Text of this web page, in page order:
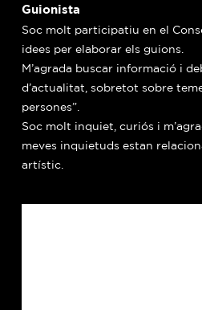
Guionista
Soc molt participatiu en el
idees per elaborar els guions.
M’agrada buscar informació i
d’actualitat, sobretot sobre
persones”.
Soc molt inquiet, curiós i
meves inquietuds estan
artístic.